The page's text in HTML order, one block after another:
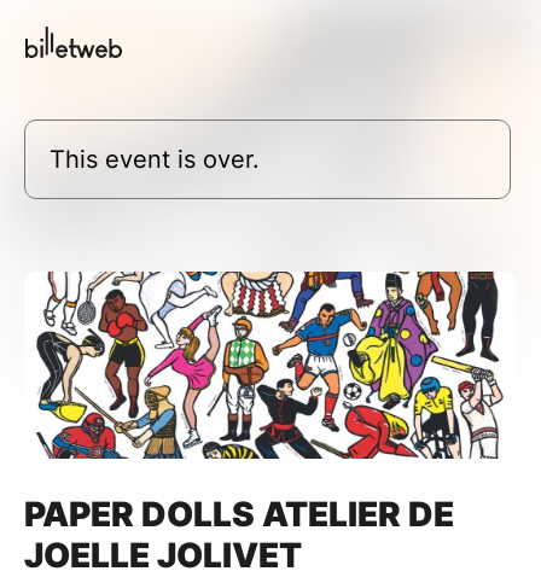
This event is over.
PAPER DOLLS ATELIER DE
JOELLE JOLIVET